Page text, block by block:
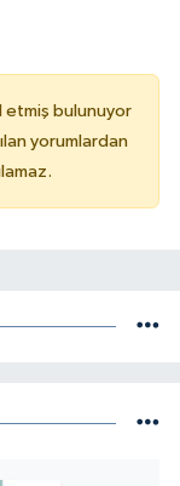
etmiş bulunuyor
yorumlardan